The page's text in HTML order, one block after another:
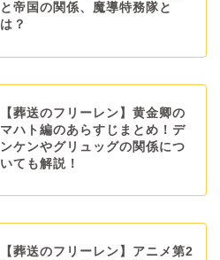
と帝国の関係、魔導特務隊と
は？
【葬送のフリーレン】黄金卿の
マハト編のあらすじまとめ！デ
ンケンやグリュッグの関係につ
いても解説！
【葬送のフリーレン】アニメ第2